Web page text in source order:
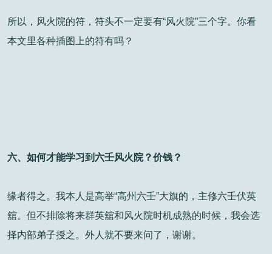
所以，风火院的符，符头不一定要有“风火院”三个字。你看
本文里各种插图上的符有吗？
六、如何才能学习到六壬风火院？价钱？
缘者得之。我本人是高举“高州六壬”大旗的，主修六壬伏英
舘。但不排除将来群英舘和风火院时机成熟的时候，我会选
择内部弟子授之。外人就不要来问了，谢谢。